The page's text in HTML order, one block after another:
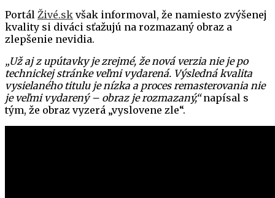
Portál Živé.sk však informoval, že namiesto zvýšenej
kvality si diváci sťažujú na rozmazaný obraz a
zlepšenie nevidia.
„Už aj z upútavky je zrejmé, že nová verzia nie je po
technickej stránke veľmi vydarená. Výsledná kvalita
vysielaného titulu je nízka a proces remasterovania nie
je veľmi vydarený – obraz je rozmazaný,“napísal s
tým, že obraz vyzerá „vyslovene zle“.